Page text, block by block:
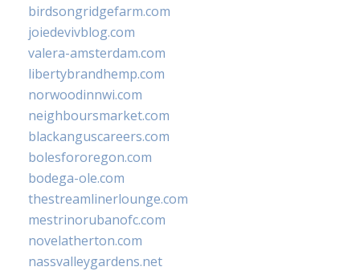
birdsongridgefarm.com
joiedevivblog.com
valera-amsterdam.com
libertybrandhemp.com
norwoodinnwi.com
neighboursmarket.com
blackanguscareers.com
bolesfororegon.com
bodega-ole.com
thestreamlinerlounge.com
mestrinorubanofc.com
novelatherton.com
nassvalleygardens.net